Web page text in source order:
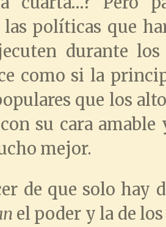
políticas que
durante
como si la
que los
su cara amable
mejor.
de que solo hay
el poder y la de